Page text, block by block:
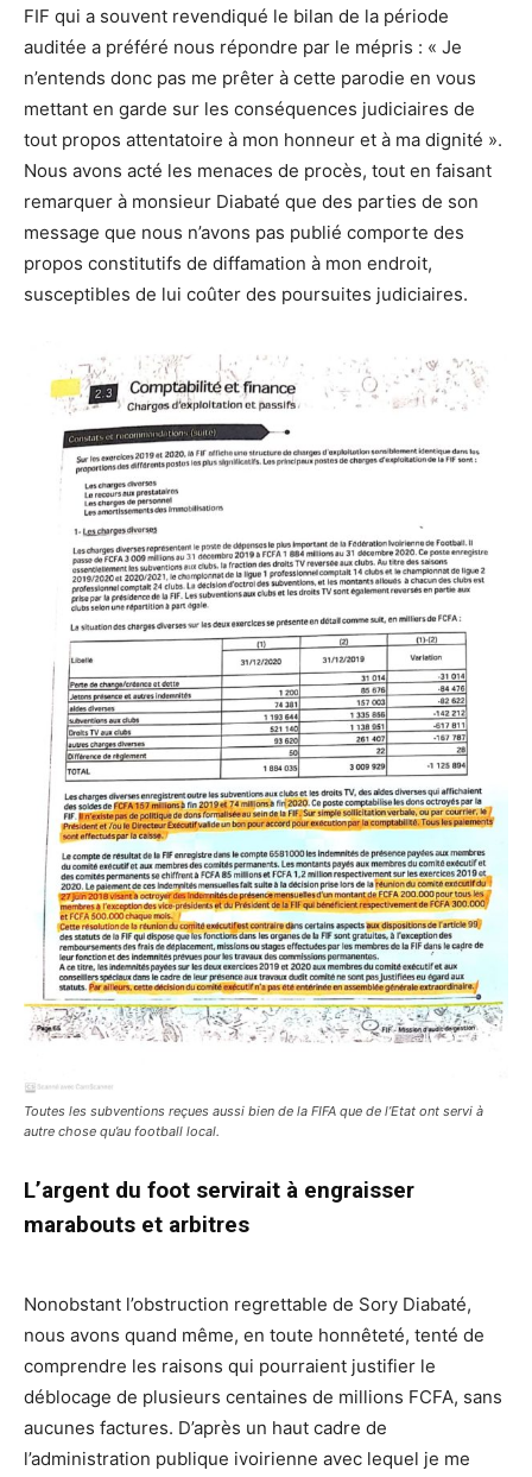
FIF qui a souvent revendiqué le bilan de la période
auditée a préféré nous répondre par le mépris : « Je
n’entends donc pas me prêter à cette parodie en vous
mettant en garde sur les conséquences judiciaires de
tout propos attentatoire à mon honneur et à ma dignité ».
Nous avons acté les menaces de procès, tout en faisant
remarquer à monsieur Diabaté que des parties de son
message que nous n’avons pas publié comporte des
propos constitutifs de diffamation à mon endroit,
susceptibles de lui coûter des poursuites judiciaires.
Toutes les subventions reçues aussi bien de la FIFA que de l’Etat ont servi à
autre chose qu’au football local.
L’argent du foot servirait à engraisser
marabouts et arbitres
Nonobstant l’obstruction regrettable de Sory Diabaté,
nous avons quand même, en toute honnêteté, tenté de
comprendre les raisons qui pourraient justifier le
déblocage de plusieurs centaines de millions FCFA, sans
aucunes factures. D’après un haut cadre de
l’administration publique ivoirienne avec lequel je me